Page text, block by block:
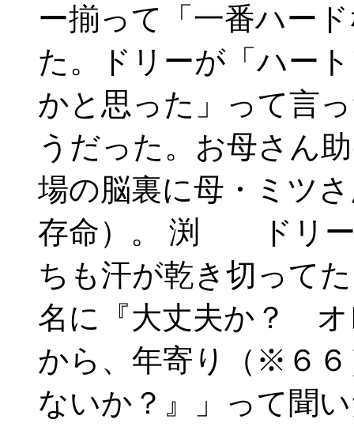
ー揃って「一番ハー
た。ドリーが「ハー
かと思った」って言
うだった。お母さん
場の脳裏に母・ミツ
存命）。 渕 ドリー
ちも汗が乾き切って
名に『大丈夫か？ オ
から、年寄り（※６
ないか？』」って聞